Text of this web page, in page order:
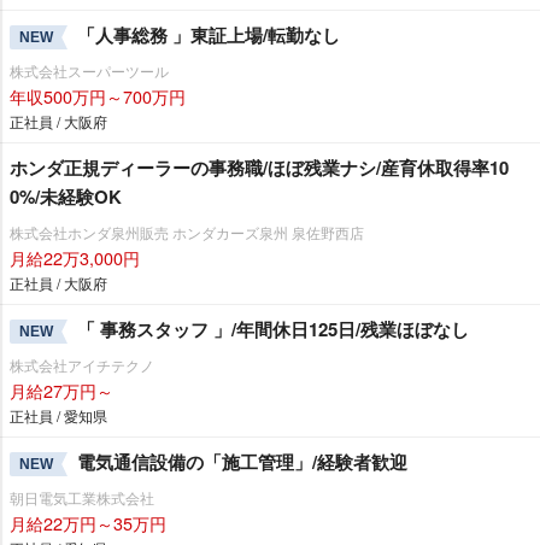
NEW 「人事総務 」東証上場/転勤なし
株式会社スーパーツール
年収500万円～700万円
正社員 / 大阪府
ホンダ正規ディーラーの事務職/ほぼ残業ナシ/産育休取得率10
0%/未経験OK
株式会社ホンダ泉州販売 ホンダカーズ泉州 泉佐野西店
月給22万3,000円
正社員 / 大阪府
NEW 「 事務スタッフ 」/年間休日125日/残業ほぼなし
株式会社アイチテクノ
月給27万円～
正社員 / 愛知県
NEW 電気通信設備の「施工管理」/経験者歓迎
朝日電気工業株式会社
月給22万円～35万円